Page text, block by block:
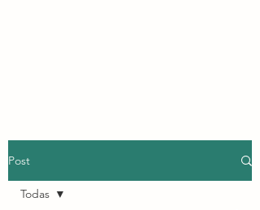
Post
Todas